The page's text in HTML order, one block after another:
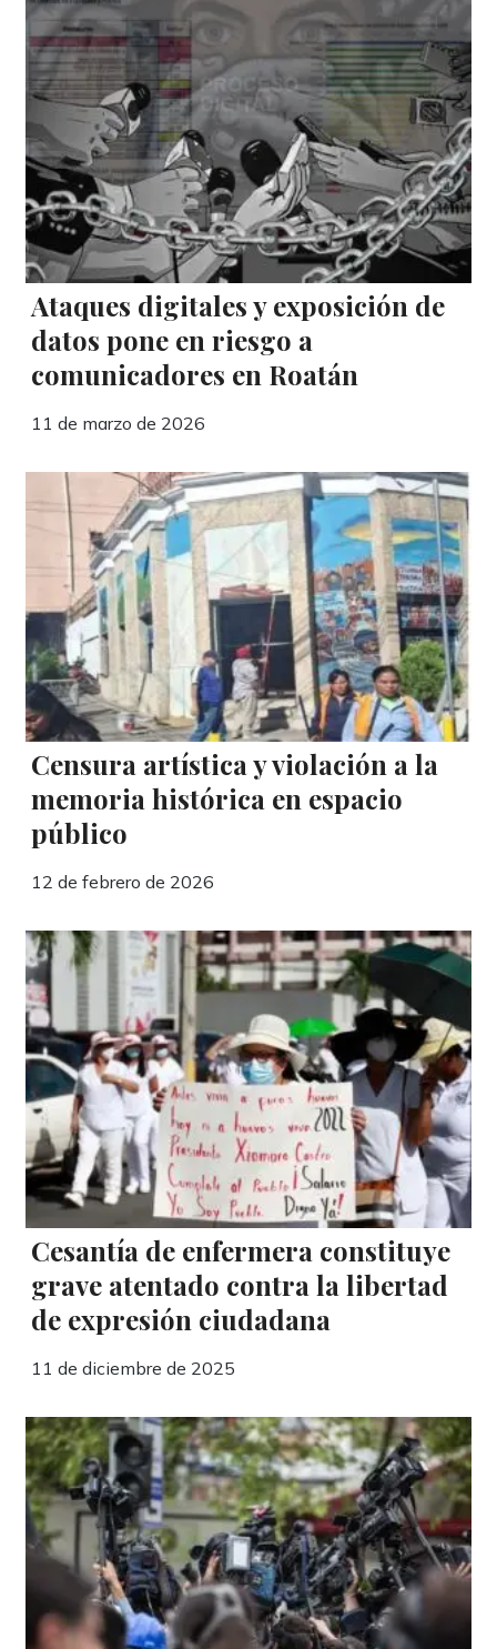
Ataques digitales y exposición de
datos pone en riesgo a
comunicadores en Roatán
11 de marzo de 2026
Censura artística y violación a la
memoria histórica en espacio
público
12 de febrero de 2026
Cesantía de enfermera constituye
grave atentado contra la libertad
de expresión ciudadana
11 de diciembre de 2025